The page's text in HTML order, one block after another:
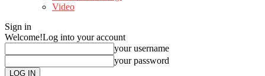
Video
Sign in
Welcome!Log into your account
your username
your password